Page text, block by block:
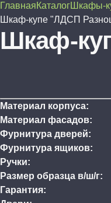
ГлавнаяКаталогШкафы-
Шкаф-купе "ЛДСП
Шкаф-
Материал корпуса:
Материал фасадов:
Фурнитура дверей:
Фурнитура ящиков:
Ручки:
Размер образца в/ш/г:
Гарантия: